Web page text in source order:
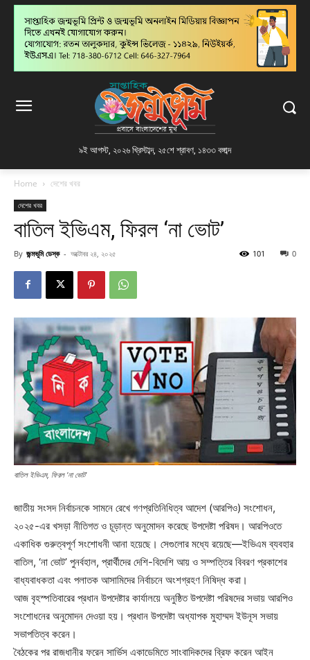
৯ই আগস্ট, ২০২৬ খ্রিস্টাব্দ, ২৫শে শ্রাবণ, ১৪৩৩ বঙ্গাব্দ
Home দেশের খবর
দেশের খবর
বাতিল ইভিএম, ফিরল ‘না ভোট’
By জন্মভূমি ডেস্ক - অক্টোবর ২৪, ২০২৫ 0
101
বাতিল ইভিএম, ফিরল ‘না ভোট’
জাতীয় সংসদ নির্বাচনকে সামনে রেখে গণপ্রতিনিধিত্ব আদেশ (আরপিও) সংশোধন,
২০২৫-এর খসড়া নীতিগত ও চূড়ান্ত অনুমোদন করেছে উপদেষ্টা পরিষদ। আরপিওতে
একাধিক গুরুত্বপূর্ণ সংশোধনী আনা হয়েছে। সেগুলোর মধ্যে রয়েছে—ইভিএম ব্যবহার
বাতিল, ‘না ভোট’ পুনর্বহাল, প্রার্থীদের দেশি-বিদেশি আয় ও সম্পত্তির বিবরণ প্রকাশের
বাধ্যবাধকতা এবং পলাতক আসামিদের নির্বাচনে অংশগ্রহণ নিষিদ্ধ করা।
আজ বৃহস্পতিবারের প্রধান উপদেষ্টার কার্যালয়ে অনুষ্ঠিত উপদেষ্টা পরিষদের সভায় আরপিও
সংশোধনের অনুমোদন দেওয়া হয়। প্রধান উপদেষ্টা অধ্যাপক মুহাম্মদ ইউনূস সভায়
সভাপতিত্ব করেন।
বৈঠকের পর রাজধানীর ফরেন সার্ভিস একাডেমিতে সাংবাদিকদের ব্রিফ করেন আইন